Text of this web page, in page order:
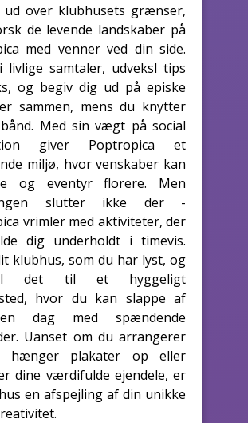
ud over klubhusets grænser,
de levende landskaber på
med venner ved din side.
livlige samtaler, udveksl tips
og begiv dig ud på episke
sammen, mens du knytter
Med sin vægt på social
giver Poptropica et
miljø, hvor venskaber kan
og eventyr florere. Men
slutter ikke der -
vrimler med aktiviteter, der
dig underholdt i timevis.
klubhus, som du har lyst, og
det til et hyggeligt
hvor du kan slappe af
dag med spændende
Uanset om du arrangerer
hænger plakater op eller
dine værdifulde ejendele, er
en afspejling af din unikke